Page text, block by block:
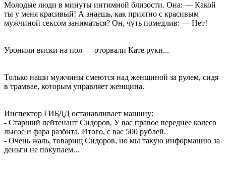
Молодые люди в минуты интимной близости. Она: — Какой
ты у меня красивый! А знаешь, как приятно с красивым
мужчиной ceкcом заниматься? Он, чуть помедлив: — Нет!
Уронили виски на пол — оторвали Кате руки...
Только наши мужчины смеются над женщиной за рулем, сидя
в трамвае, которым управляет женщина.
Инспектор ГИБДД останавливает машину:
- Старший лейтенант Сидоров. У вас правое переднее колесо
лысое и фара разбита. Итого, с вас 500 рублей.
- Очень жаль, товарищ Сидоров, но мы такую информацию за
деньги не покупаем...